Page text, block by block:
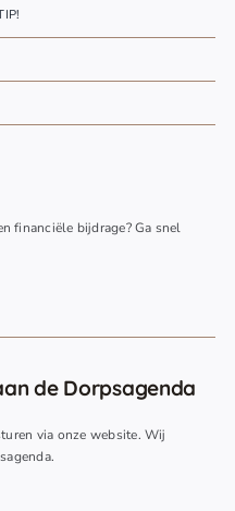
financiële bijdrage? Ga snel
de Dorpsagenda
via onze website. Wij